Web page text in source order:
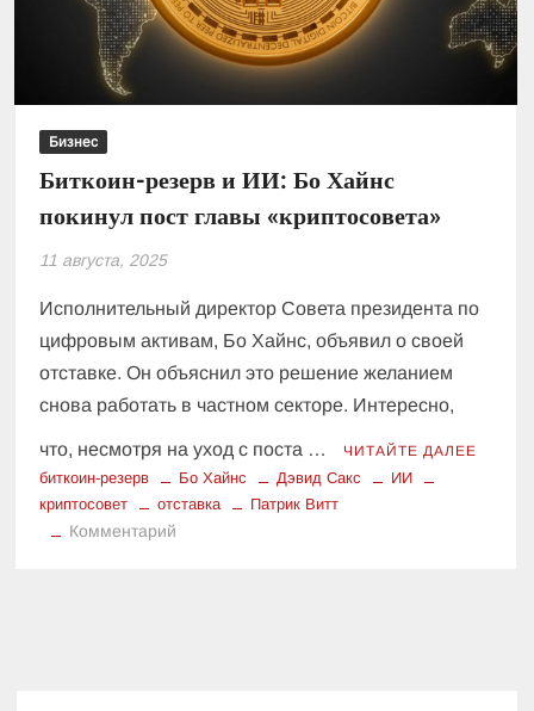
Бизнес
Биткоин-резерв и ИИ: Бо Хайнс
покинул пост главы «криптосовета»
11 августа, 2025
Исполнительный директор Совета президента по
цифровым активам, Бо Хайнс, объявил о своей
отставке. Он объяснил это решение желанием
снова работать в частном секторе. Интересно,
что, несмотря на уход с поста … ЧИТАЙТЕ ДАЛЕЕ
биткоин-резерв Бо Хайнс Дэвид Сакс
ИИ
криптосовет
отставка Патрик Витт
Комментарий